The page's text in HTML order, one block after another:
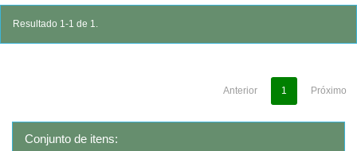
Resultado 1-1 de 1.
Anterior 1 Próximo
Conjunto de itens: